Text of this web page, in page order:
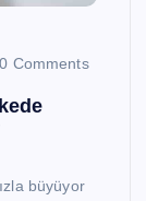
0 Comments
büyüyor